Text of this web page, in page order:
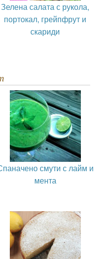
Зелена салата с рукола,
портокал, грейпфрут и
скариди
смути с лайм и
мента